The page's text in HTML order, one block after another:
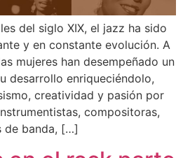
del siglo XIX, el jazz ha sido
y en constante evolución. A
mujeres han desempeñado un
desarrollo enriqueciéndolo,
creatividad y pasión por
compositoras,
de banda, […]